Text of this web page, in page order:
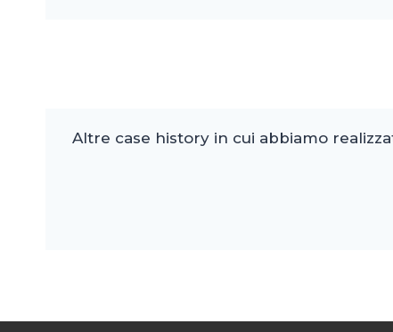
Altre case history in cui abbiamo